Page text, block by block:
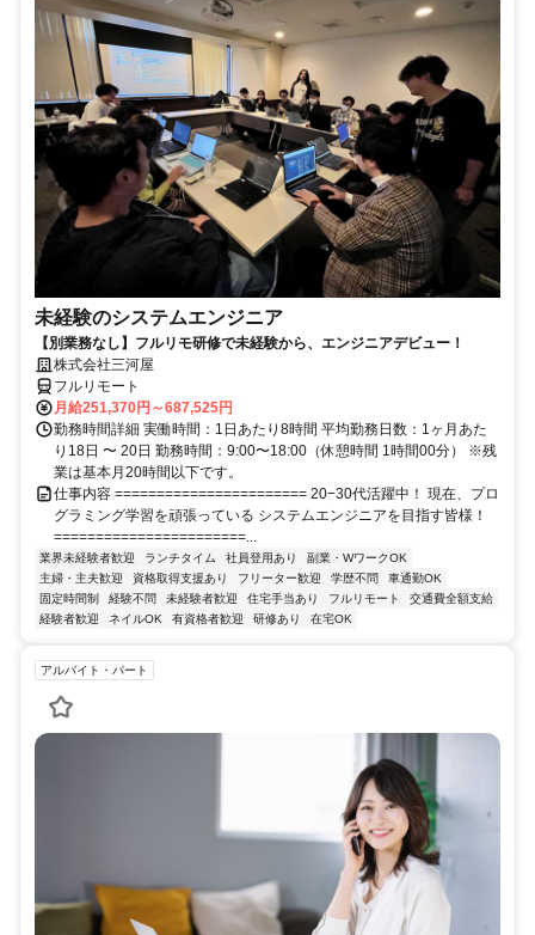
未経験のシステムエンジニア
【別業務なし】フルリモ研修で未経験から、エンジニアデビュー！
株式会社三河屋
フルリモート
月給251,370円～687,525円
勤務時間詳細 実働時間：1日あたり8時間 平均勤務日数：1ヶ月あた
り18日 〜 20日 勤務時間：9:00〜18:00（休憩時間 1時間00分） ※残
業は基本月20時間以下です。
仕事内容 ======================= 20−30代活躍中！ 現在、プロ
グラミング学習を頑張っている システムエンジニアを目指す皆様！
=======================...
業界未経験者歓迎 ランチタイム 社員登用あり
副業・WワークOK
主婦・主夫歓迎
資格取得支援あり フリーター歓迎 学歴不問
車通勤OK
固定時間制
経験不問 未経験者歓迎 住宅手当あり フルリモート
交通費全額支給
経験者歓迎
ネイルOK 有資格者歓迎 研修あり 在宅OK
アルバイト・パート